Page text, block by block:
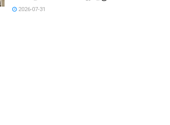
2026-07-31